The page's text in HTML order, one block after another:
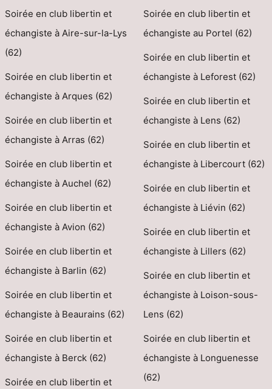
Soirée en club libertin et
échangiste à Aire-sur-la-Lys
(62)
Soirée en club libertin et
échangiste à Arques (62)
Soirée en club libertin et
échangiste à Arras (62)
Soirée en club libertin et
échangiste à Auchel (62)
Soirée en club libertin et
échangiste à Avion (62)
Soirée en club libertin et
échangiste à Barlin (62)
Soirée en club libertin et
échangiste à Beaurains (62)
Soirée en club libertin et
échangiste à Berck (62)
Soirée en club libertin et
Soirée en club libertin et
échangiste au Portel (62)
Soirée en club libertin et
échangiste à Leforest (62)
Soirée en club libertin et
échangiste à Lens (62)
Soirée en club libertin et
échangiste à Libercourt (62)
Soirée en club libertin et
échangiste à Liévin (62)
Soirée en club libertin et
échangiste à Lillers (62)
Soirée en club libertin et
échangiste à Loison-sous-
Lens (62)
Soirée en club libertin et
échangiste à Longuenesse
(62)